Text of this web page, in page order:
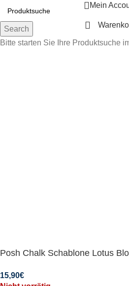
Search
Bitte starten Sie Ihre Produktsuche
Mein
Posh Chalk Schablone Lotus
15,90€